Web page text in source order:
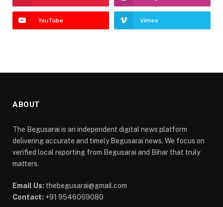
YouTube Vimeo
ABOUT
The Begusarai is an independent digital news platform
delivering accurate and timely Begusarai news. We focus on
verified local reporting from Begusarai and Bihar that truly
matters.
Email Us: thebegusarai@gmail.com
Contact: +91 9546069080